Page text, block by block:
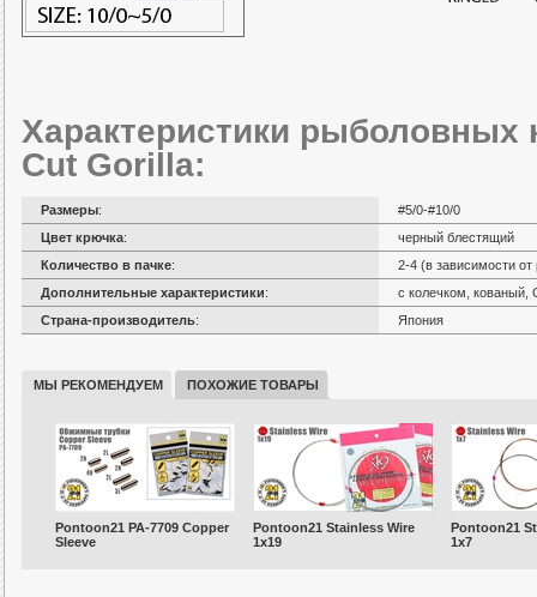
Характеристики рыболовных
Cut Gorilla:
Размеры:
#5/0-#10/0
Цвет крючка:
черный блестящий
Количество в пачке:
2-4 (в зависимости от
Дополнительные характеристики:
с колечком, кованый,
Страна-производитель: Япония
МЫ РЕКОМЕНДУЕМ ПОХОЖИЕ ТОВАРЫ
Pontoon21 PA-7709 Copper
Sleeve
Pontoon21 Stainless Wire
1x19
Pontoon21
1x7